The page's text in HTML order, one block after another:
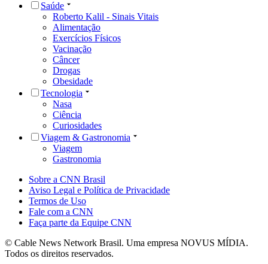
Saúde
Roberto Kalil - Sinais Vitais
Alimentação
Exercícios Físicos
Vacinação
Câncer
Drogas
Obesidade
Tecnologia
Nasa
Ciência
Curiosidades
Viagem & Gastronomia
Viagem
Gastronomia
Sobre a CNN Brasil
Aviso Legal e Política de Privacidade
Termos de Uso
Fale com a CNN
Faça parte da Equipe CNN
© Cable News Network Brasil. Uma empresa NOVUS MÍDIA.
Todos os direitos reservados.